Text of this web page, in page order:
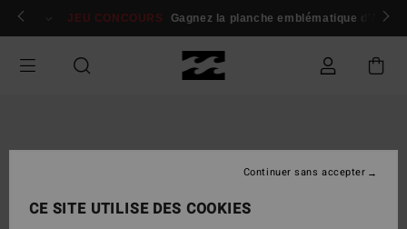
Passer
Se connecter / s'inscrire
JEU CONCOURS Gagnez la planche emblématique d'Andy
CE SITE UTILISE DES COOKIES
Continuer sans accepter